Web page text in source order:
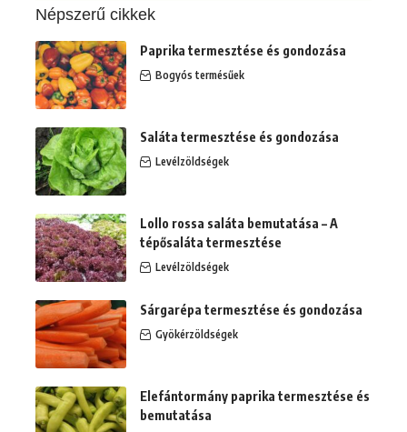
Népszerű cikkek
Paprika termesztése és gondozása
Bogyós termésűek
Saláta termesztése és gondozása
Levélzöldségek
Lollo rossa saláta bemutatása – A
tépősaláta termesztése
Levélzöldségek
Sárgarépa termesztése és gondozása
Gyökérzöldségek
Elefántormány paprika termesztése és
bemutatása